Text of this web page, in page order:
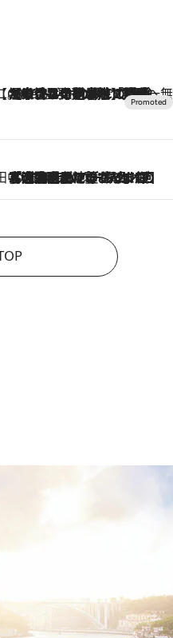
星野リゾート】唯一無二。癒しと発見が待つ場所へ
2026.8.7
【トンボの足水浴】ヒノキの香りに包まれて涼感マックス！約13℃の湧水かけ流しを避暑地「星野温泉 トンボの湯」で体験
中稲の勝手に再ブーム
2026.8.7
「湘南乃風に憧れて」観客大盛上がりの“タオル回し”に、ラッパー顔負けの高速歌唱まで…さだまさし（74）のアグレッシブすぎる現在地